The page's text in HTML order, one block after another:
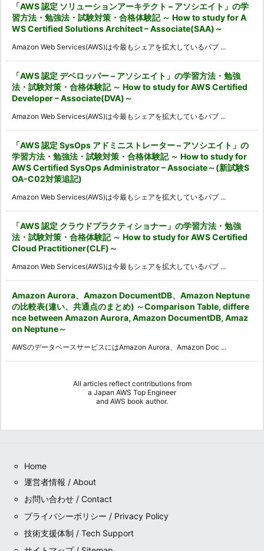
「AWS 認定 ソリューションアーキテクト – アソシエイト」の学
習方法・勉強法・試験対策・合格体験記 ～ How to study for A
WS Certified Solutions Architect – Associate(SAA)～
Amazon Web Services(AWS)は今最もシェアを拡大しているパブ ...
「AWS 認定 デベロッパー – アソシエイト」の学習方法・勉強
法・試験対策・合格体験記 ～ How to study for AWS Certified
Developer – Associate(DVA)～
Amazon Web Services(AWS)は今最もシェアを拡大しているパブ ...
「AWS 認定 SysOps アドミニストレーター – アソシエイト」の
学習方法・勉強法・試験対策・合格体験記 ～ How to study for
AWS Certified SysOps Administrator – Associate～(新試験S
OA-C02対策追記)
Amazon Web Services(AWS)は今最もシェアを拡大しているパブ ...
「AWS 認定 クラウドプラクティショナー」の学習方法・勉強
法・試験対策・合格体験記 ～ How to study for AWS Certified
Cloud Practitioner(CLF)～
Amazon Web Services(AWS)は今最もシェアを拡大しているパブ ...
Amazon Aurora、Amazon DocumentDB、Amazon Neptune
の比較表(違い、共通点のまとめ) ～Comparison Table, differe
nce between Amazon Aurora, Amazon DocumentDB, Amaz
on Neptune～
AWSのデータベースサービスにはAmazon Aurora、Amazon Doc ...
All articles reflect contributions from
a Japan AWS Top Engineer
and AWS book author.
Home
運営者情報 / About
お問い合わせ / Contact
プライバシーポリシー / Privacy Policy
技術支援体制 / Tech Support